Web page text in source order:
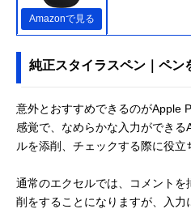
Amazonで見る
純正スタイラスペン｜ペン
意外とおすすめできるのがApple
感覚で、なめらかな入力ができる
ルを添削、チェックする際に役立
通常のエクセルでは、コメント
削をすることになりますが、入